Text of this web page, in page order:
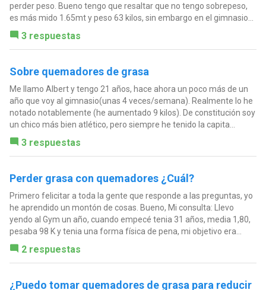
perder peso. Bueno tengo que resaltar que no tengo sobrepeso,
es más mido 1.65mt y peso 63 kilos, sin embargo en el gimnasio...
3 respuestas
Sobre quemadores de grasa
Me llamo Albert y tengo 21 años, hace ahora un poco más de un
año que voy al gimnasio(unas 4 veces/semana). Realmente lo he
notado notablemente (he aumentado 9 kilos). De constitución soy
un chico más bien atlético, pero siempre he tenido la capita...
3 respuestas
Perder grasa con quemadores ¿Cuál?
Primero felicitar a toda la gente que responde a las preguntas, yo
he aprendido un montón de cosas. Bueno, Mi consulta: Llevo
yendo al Gym un año, cuando empecé tenia 31 años, media 1,80,
pesaba 98 K y tenia una forma física de pena, mi objetivo era...
2 respuestas
¿Puedo tomar quemadores de grasa para reducir